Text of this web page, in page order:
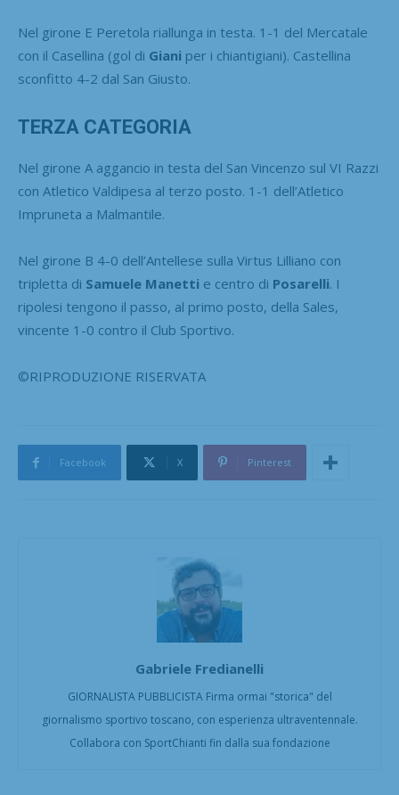
Nel girone E Peretola riallunga in testa. 1-1 del Mercatale
con il Casellina (gol di Giani per i chiantigiani). Castellina
sconfitto 4-2 dal San Giusto.
TERZA CATEGORIA
Nel girone A aggancio in testa del San Vincenzo sul VI Razzi
con Atletico Valdipesa al terzo posto. 1-1 dell’Atletico
Impruneta a Malmantile.
Nel girone B 4-0 dell’Antellese sulla Virtus Lilliano con
tripletta di Samuele Manetti e centro di Posarelli. I
ripolesi tengono il passo, al primo posto, della Sales,
vincente 1-0 contro il Club Sportivo.
©RIPRODUZIONE RISERVATA
Facebook X Pinterest
Gabriele Fredianelli
GIORNALISTA PUBBLICISTA Firma ormai "storica" del
giornalismo sportivo toscano, con esperienza ultraventennale.
Collabora con SportChianti fin dalla sua fondazione